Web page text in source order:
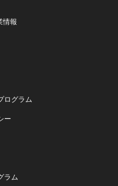
報
ログラム
ー
ラム